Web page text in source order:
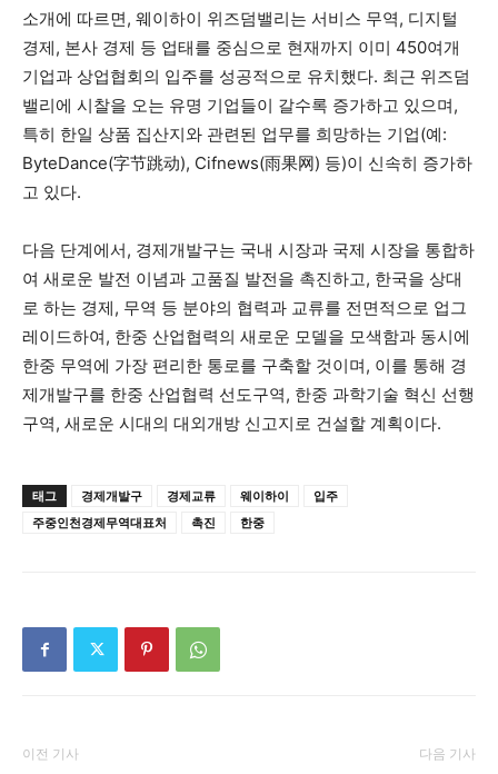
소개에 따르면, 웨이하이 위즈덤밸리는 서비스 무역, 디지털
경제, 본사 경제 등 업태를 중심으로 현재까지 이미 450여개
기업과 상업협회의 입주를 성공적으로 유치했다. 최근 위즈덤
밸리에 시찰을 오는 유명 기업들이 갈수록 증가하고 있으며,
특히 한일 상품 집산지와 관련된 업무를 희망하는 기업(예:
ByteDance(字节跳动), Cifnews(雨果网) 등)이 신속히 증가하
고 있다.
다음 단계에서, 경제개발구는 국내 시장과 국제 시장을 통합하
여 새로운 발전 이념과 고품질 발전을 촉진하고, 한국을 상대
로 하는 경제, 무역 등 분야의 협력과 교류를 전면적으로 업그
레이드하여, 한중 산업협력의 새로운 모델을 모색함과 동시에
한중 무역에 가장 편리한 통로를 구축할 것이며, 이를 통해 경
제개발구를 한중 산업협력 선도구역, 한중 과학기술 혁신 선행
구역, 새로운 시대의 대외개방 신고지로 건설할 계획이다.
태그 경제개발구 경제교류 웨이하이
입주
주중인천경제무역대표처
촉진 한중
이전 기사 다음 기사